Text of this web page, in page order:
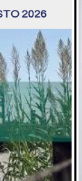
2026